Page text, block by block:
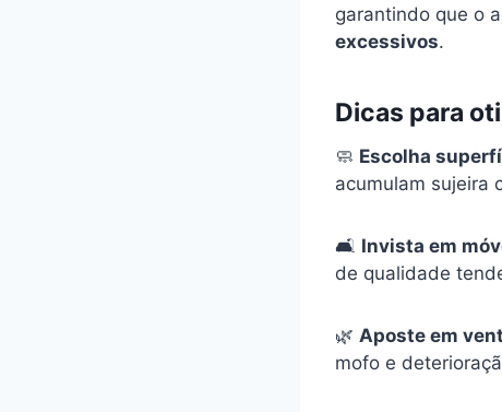
garantindo que o
excessivos.
Dicas para
🧼 Escolha
acumulam sujeira
🛋 Invista em
de qualidade
🌿 Aposte em
mofo e